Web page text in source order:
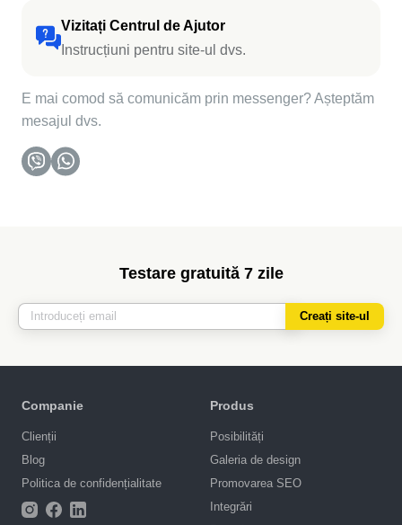
Vizitați Centrul de Ajutor
Instrucțiuni pentru site-ul dvs.
E mai comod să comunicăm prin messenger? Așteptăm
mesajul dvs.
Testare gratuită 7 zile
Creați site-ul
Companie
Clienții
Blog
Politica de confidențialitate
Produs
Posibilități
Galeria de design
Promovarea SEO
Integrări